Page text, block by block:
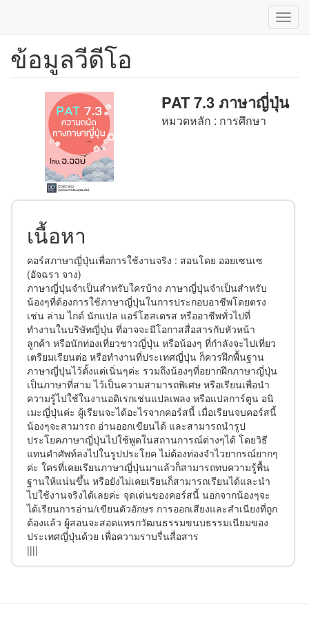
ข้าม
ข้อมูลวีดีโอ
PAT 7.3 ภาษาญี่ปุ่น
หมวดหลัก : การศึกษา
เนื้อหา
คอร์สภาษาญี่ปุ่นเพื่อการใช้งานจริง : สอนโดย ออยเซนเซ
(อัจฉรา จาง)
ภาษาญี่ปุ่นจำเป็นสำหรับใครบ้าง ภาษาญี่ปุ่นจำเป็นสำหรับ
น้องๆที่ต้องการใช้ภาษาญี่ปุ่นในการประกอบอาชีพโดยตรง
เช่น ล่าม ไกด์ นักแปล แอร์โฮสเตรส หรืออาชีพทั่วไปที่
ทำงานในบริษัทญี่ปุ่น ที่อาจจะมีโอกาสสื่อสารกับหัวหน้า
ลูกค้า หรือนักท่องเที่ยวชาวญี่ปุ่น หรือน้องๆ ที่กำลังจะไปเที่ยว
เตรียมเรียนต่อ หรือทำงานที่ประเทศญี่ปุ่น ก็ควรฝึกพื้นฐาน
ภาษาญี่ปุ่นไว้ตั้งแต่เนิ่นๆค่ะ รวมถึงน้องๆที่อยากฝึกภาษาญี่ปุ่น
เป็นภาษาที่สาม ไว้เป็นความสามารถพิเศษ หรือเรียนเพื่อนำ
ความรู้ไปใช้ในงานอดิเรกเช่นแปลเพลง หรือแปลการ์ตูน อนิ
เมะญี่ปุ่นค่ะ ผู้เรียนจะได้อะไรจากคอร์สนี้ เมื่อเรียนจบคอร์สนี้
น้องๆจะสามารถ อ่านออกเขียนได้ และสามารถนำรูป
ประโยคภาษาญี่ปุ่นไปใช้พูดในสถานการณ์ต่างๆได้ โดยวิธี
แทนคำศัพท์ลงไปในรูปประโยค ไม่ต้องท่องจำไวยากรณ์ยากๆ
ค่ะ ใครที่เคยเรียนภาษาญี่ปุ่นมาแล้วก็สามารถทบความรู้พื้น
ฐานให้แน่นขึ้น หรือยังไม่เคยเรียนก็สามารถเรียนได้และนำ
ไปใช้งานจริงได้เลยค่ะ จุดเด่นของคอร์สนี้ นอกจากน้องๆจะ
ได้เรียนการอ่าน/เขียนตัวอักษร การออกเสียงและสำเนียงที่ถูก
ต้องแล้ว ผู้สอนจะสอดแทรกวัฒนธรรมขนบธรรมเนียมของ
ประเทศญี่ปุ่นด้วย เพื่อความราบรื่นสื่อสาร
||||